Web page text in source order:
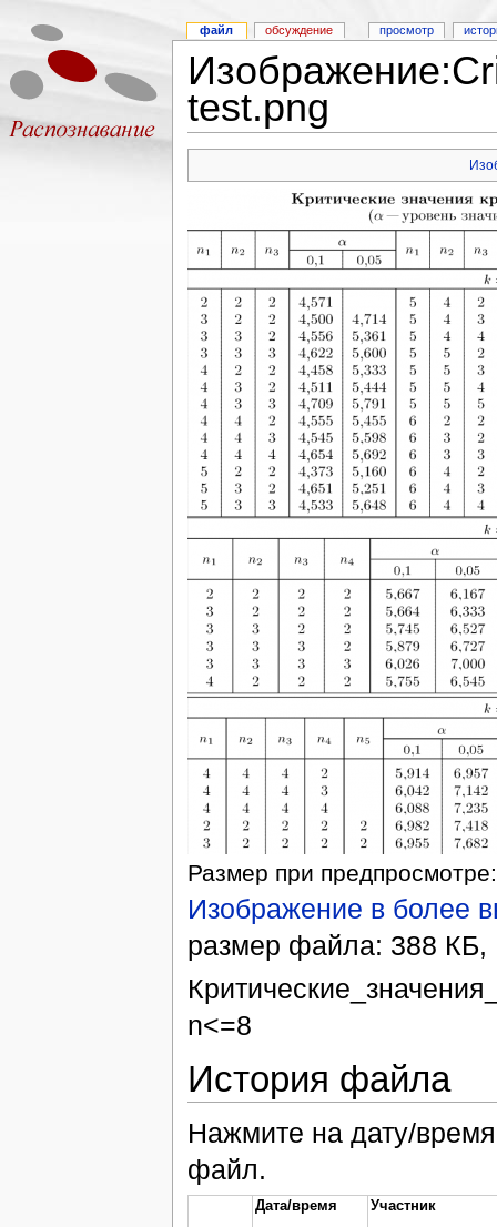
test.png
Размер при
Изображение в более
размер файла: 388 КБ,
n<=8
История файла
Нажмите на дату/
файл.
Дата/время Участник
файл обсуждение просмотр